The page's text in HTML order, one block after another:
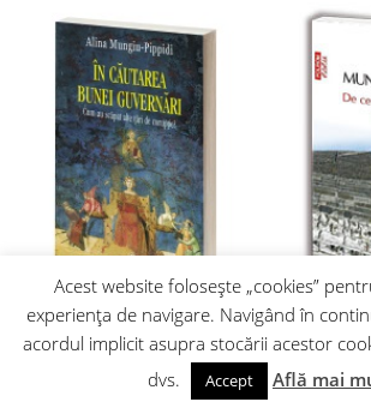
Acest website folosește „cookies”
experiența de navigare. Navigând în
acordul implicit asupra stocării acestor
dvs.
Accept Află mai